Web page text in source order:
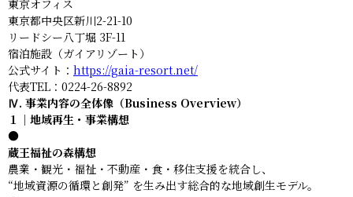
東京オフィス
東京都中央区新川2-21-10
リードシー八丁堀 3F-11
宿泊施設（ガイアリゾート）
公式サイト： https://gaia-resort.net/
代表TEL：0224-26-8892
Ⅳ. 事業内容の全体像（Business Overview）
１｜地域再生・事業構想
●
蔵王福祉の森構想
農業・観光・福祉・不動産・食・移住支援を統合し、
“地域資源の循環と創発” を生み出す総合的な地域創生モデル。